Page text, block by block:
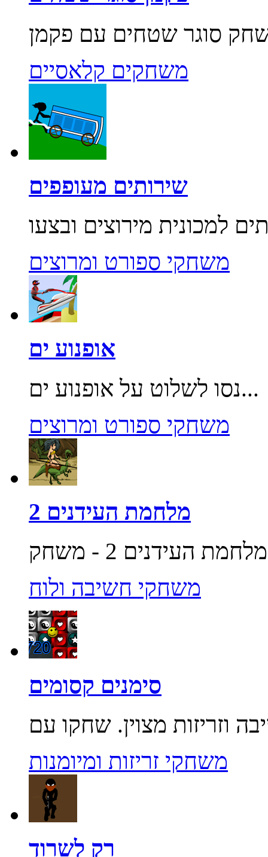
משחקים קלאסיים
שירותים מעופפים
משחקי ספורט ומרוצים
אופנוע ים
נסו לשלוט על אופנוע ים...
משחקי ספורט ומרוצים
מלחמת העידנים 2
משחקי חשיבה ולוח
סימנים קסומים
משחקי זריזות ומיומנות
רק לשרוד